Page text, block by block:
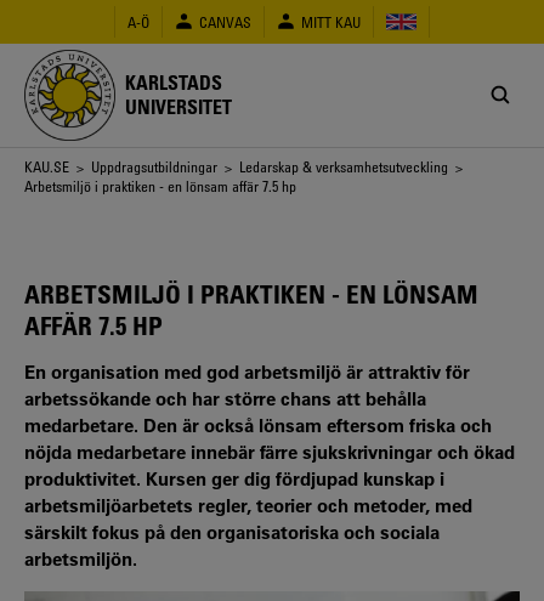
huvudinnehåll
A-Ö CANVAS MITT KAU
KARLSTADS
UNIVERSITET
Länkstig
KAU.SE > Uppdragsutbildningar > Ledarskap & verksamhetsutveckling >
Arbetsmiljö i praktiken - en lönsam affär 7.5 hp
ARBETSMILJÖ I PRAKTIKEN - EN LÖNSAM
AFFÄR 7.5 HP
En organisation med god arbetsmiljö är attraktiv för
arbetssökande och har större chans att behålla
medarbetare. Den är också lönsam eftersom friska och
nöjda medarbetare innebär färre sjukskrivningar och ökad
produktivitet. Kursen ger dig fördjupad kunskap i
arbetsmiljöarbetets regler, teorier och metoder, med
särskilt fokus på den organisatoriska och sociala
arbetsmiljön.